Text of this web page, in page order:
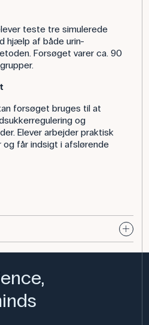
teste tre simulerede
hjælp af både urin-
Forsøget varer ca. 90
forsøget bruges til at
og
Elever arbejder praktisk
og får indsigt i afslørende